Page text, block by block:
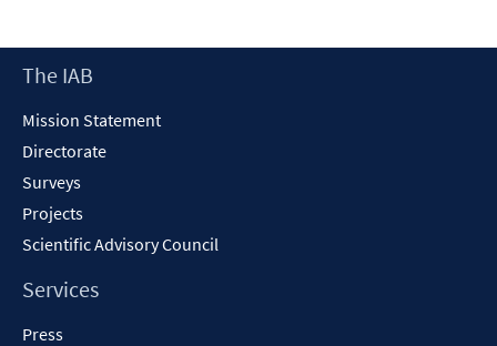
Footer
The IAB
Mission Statement
Directorate
Surveys
Projects
Scientific Advisory Council
Services
Press